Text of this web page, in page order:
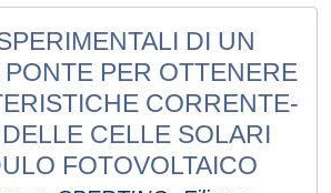
DI UN
PONTE PER OTTENERE
CORRENTE-
CELLE SOLARI
FOTOVOLTAICO